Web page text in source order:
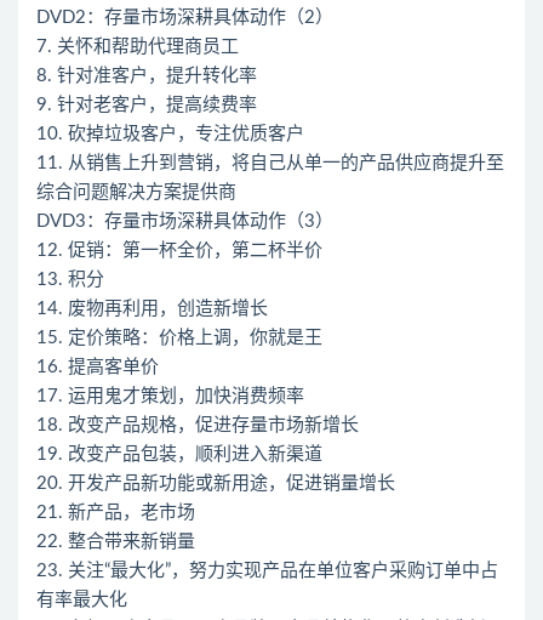
DVD2：存量市场深耕具体动作（2）
7. 关怀和帮助代理商员工
8. 针对准客户，提升转化率
9. 针对老客户，提高续费率
10. 砍掉垃圾客户，专注优质客户
11. 从销售上升到营销，将自己从单一的产品供应商提升至
综合问题解决方案提供商
DVD3：存量市场深耕具体动作（3）
12. 促销：第一杯全价，第二杯半价
13. 积分
14. 废物再利用，创造新增长
15. 定价策略：价格上调，你就是王
16. 提高客单价
17. 运用鬼才策划，加快消费频率
18. 改变产品规格，促进存量市场新增长
19. 改变产品包装，顺利进入新渠道
20. 开发产品新功能或新用途，促进销量增长
21. 新产品，老市场
22. 整合带来新销量
23. 关注“最大化”，努力实现产品在单位客户采购订单中占
有率最大化